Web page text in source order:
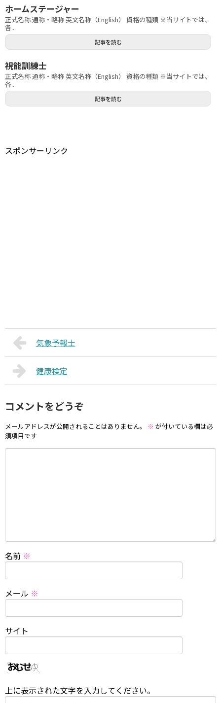
ホームステージャー
正式名称 通称・略称 英文名称（English） 資格の種類 ※当サイトでは、
各...
記事を読む
視能訓練士
正式名称 通称・略称 英文名称（English） 資格の種類 ※当サイトでは、
各...
記事を読む
スポンサーリンク
気象予報士
健康検定
コメントをどうぞ
メールアドレスが公開されることはありません。 ※ が付いている欄は必
須項目です
名前 ※
メール ※
サイト
上に表示された文字を入力してください。